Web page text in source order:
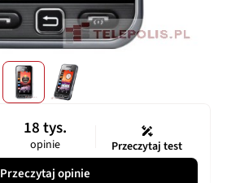
18 tys.
opinie Przeczytaj test
Przeczytaj opinie